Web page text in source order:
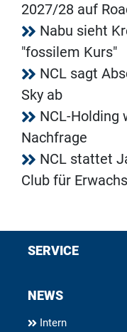
2027/28 auf
Nabu sieht
"fossilem Kurs"
NCL sagt
Sky ab
NCL-Holding
Nachfrage
NCL stattet
Club für
SERVICE
NEWS
Intern